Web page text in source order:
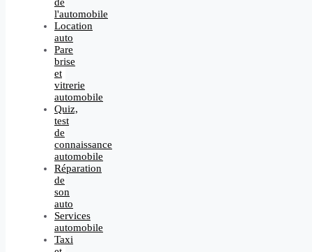
de
l'automobile
Location
auto
Pare
brise
et
vitrerie
automobile
Quiz,
test
de
connaissance
automobile
Réparation
de
son
auto
Services
automobile
Taxi